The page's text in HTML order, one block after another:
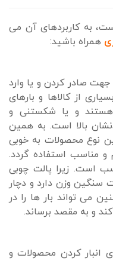
به کاربردهای آن می
همراه باشید:
صادر کردن و یا وارد
از کالاها و بارهای
هستند و یا شکستنی و
بالا است. به همین
نوع محصولات به خوبی
و مناسب استفاده گردد.
است. زیرا پالت چوبی
سنگین وزن دارد و دچار
می تواند بار ها را در
و به مقصد برساند.
انبار کردن محصولات و